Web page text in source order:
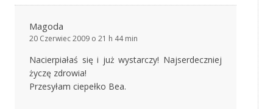
Magoda
20 Czerwiec 2009 o 21 h 44 min
Nacierpiałaś się i już wystarczy! Najserdeczniej
życzę zdrowia!
Przesyłam ciepełko Bea.